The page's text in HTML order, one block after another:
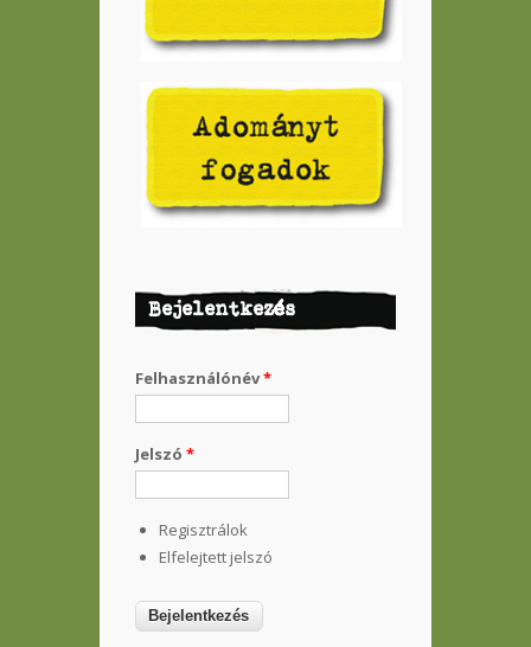
Bejelentkezés
Felhasználónév*
Jelszó *
Regisztrálok
Elfelejtett jelszó